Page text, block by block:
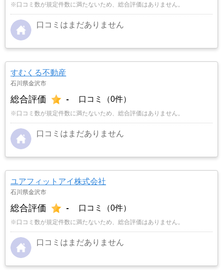
※口コミ数が規定件数に満たないため、総合評価はありません。
口コミはまだありません
すむくる不動産
石川県金沢市
総合評価 - 口コミ（0件）
※口コミ数が規定件数に満たないため、総合評価はありません。
口コミはまだありません
ユアフィットアイ株式会社
石川県金沢市
総合評価 - 口コミ（0件）
※口コミ数が規定件数に満たないため、総合評価はありません。
口コミはまだありません